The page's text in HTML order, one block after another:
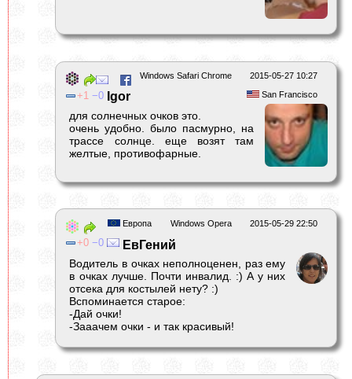
2015-05-27 10:27
Windows Safari Chrome
San Francisco
1 0 Igor
для солнечных очков это.
очень удобно. было пасмурно, на
трассе солнце. еще возят там
желтые, противофарные.
2015-05-29 22:50
Windows Opera
Европа
0 0 ЕвГений
Водитель в очках неполноценен, раз ему
в очках лучше. Почти инвалид. :) А у них
отсека для костылей нету? :)
Вспоминается старое:
-Дай очки!
-Зааачем очки - и так красивый!